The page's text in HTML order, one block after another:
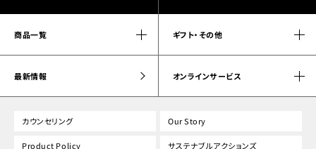
商品一覧 ギフト・その他
最新情報 オンラインサービス
カウンセリング Our Story
Product Policy サステナブルアクションズ